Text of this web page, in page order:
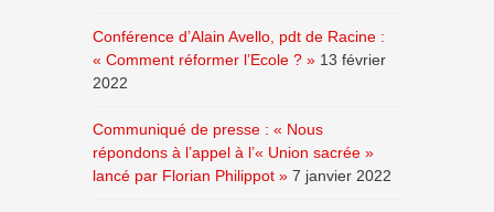
Conférence d’Alain Avello, pdt de Racine :
« Comment réformer l’Ecole ? » 13 février
2022
Communiqué de presse : « Nous
répondons à l’appel à l’« Union sacrée »
lancé par Florian Philippot » 7 janvier 2022